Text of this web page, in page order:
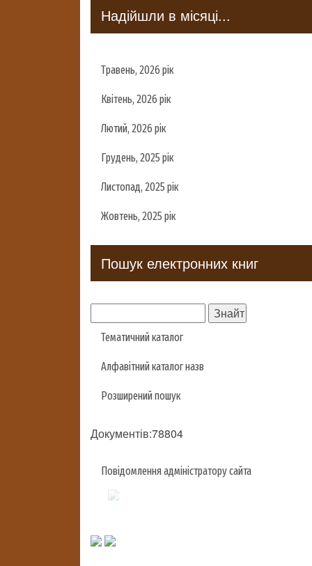
Надійшли в місяці...
Травень, 2026 рік
Квітень, 2026 рік
Лютий, 2026 рік
Грудень, 2025 рік
Листопад, 2025 рік
Жовтень, 2025 рік
Пошук електронних книг
Тематичний каталог
Алфавітний каталог назв
Розширений пошук
Документів:78804
Повідомлення адміністратору сайта